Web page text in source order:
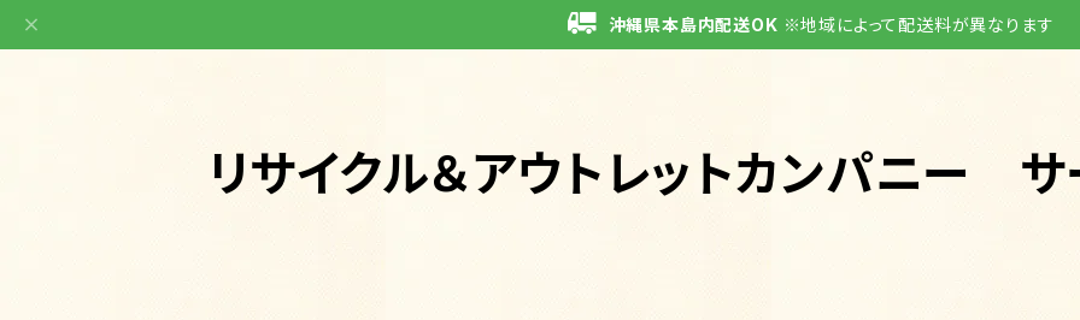
沖縄県本島内配送OK ※地域によって配送料が異なります
リサイクル＆アウトレットカンパニー